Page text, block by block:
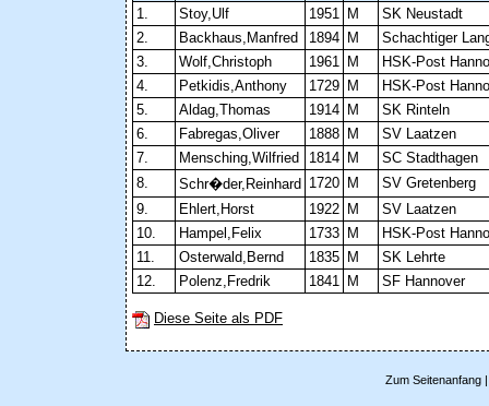
1.
Stoy,Ulf 1951 M
SK Neustadt
2.
Backhaus,Manfred 1894 M
Schachtiger
3.
Wolf,Christoph 1961 M
HSK-Post
4.
Petkidis,Anthony 1729 M
HSK-Post
5.
Aldag,Thomas 1914 M
SK Rinteln
6.
Fabregas,Oliver 1888 M
SV Laatzen
7.
Mensching,Wilfried 1814 M
SC Stadthagen
8.
Schr�der,Reinhard 1720 M
SV Gretenberg
9.
Ehlert,Horst 1922 M
SV Laatzen
10.
Hampel,Felix 1733 M
HSK-Post
11.
Osterwald,Bernd 1835 M
SK Lehrte
12.
Polenz,Fredrik 1841 M SF Hannover
Diese Seite als PDF
Zum Seitenanfang